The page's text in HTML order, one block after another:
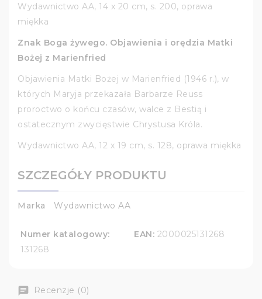
Wydawnictwo AA, 14 x 20 cm, s. 200, oprawa
miękka
Znak Boga żywego. Objawienia i orędzia Matki
Bożej z Marienfried
Objawienia Matki Bożej w Marienfried (1946 r.), w
których Maryja przekazała Barbarze Reuss
proroctwo o końcu czasów, walce z Bestią i
ostatecznym zwycięstwie Chrystusa Króla.
Wydawnictwo AA, 12 x 19 cm, s. 128, oprawa miękka
SZCZEGÓŁY PRODUKTU
Marka Wydawnictwo AA
Numer katalogowy:
131268
EAN: 2000025131268
Recenzje (0)